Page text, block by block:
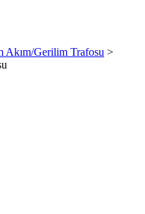
Akım/Gerilim Trafosu >